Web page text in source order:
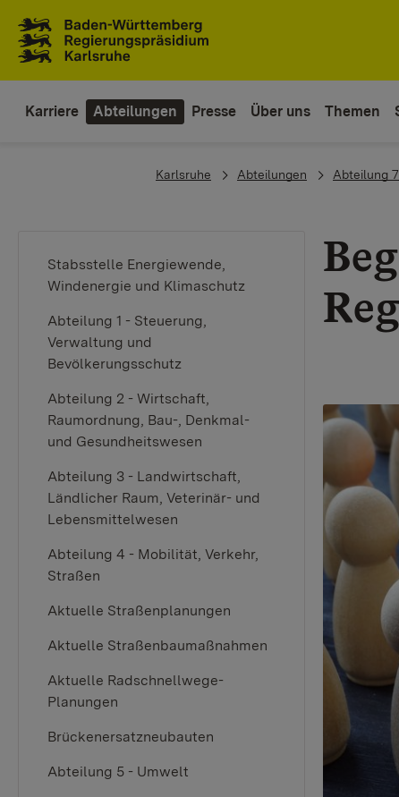
Karriere Abteilungen Presse Über uns Themen
You are here:
Karlsruhe Abteilungen Abteilung
Stabsstelle Energiewende,
Windenergie und Klimaschutz
Abteilung 1 - Steuerung,
Verwaltung und
Bevölkerungsschutz
Abteilung 2 - Wirtschaft,
Raumordnung, Bau-, Denkmal-
und Gesundheitswesen
Abteilung 3 - Landwirtschaft,
Ländlicher Raum, Veterinär- und
Lebensmittelwesen
Abteilung 4 - Mobilität, Verkehr,
Straßen
Aktuelle Straßenplanungen
Aktuelle Straßenbaumaßnahmen
Aktuelle Radschnellwege-
Planungen
Brückenersatzneubauten
Abteilung 5 - Umwelt